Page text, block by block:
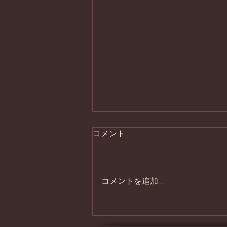
立秋
コメント
コメントを追加…